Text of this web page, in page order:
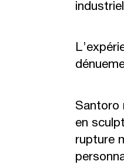
Santoro
en
rupture